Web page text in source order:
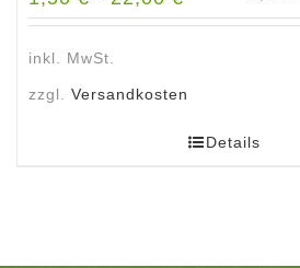
inkl. MwSt.
zzgl. Versandkosten
Details